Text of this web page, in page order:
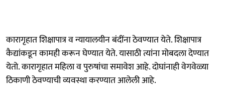
कारागृहात शिक्षापात्र व न्यायालयीन बंदींना ठेवण्यात येते. शिक्षापात्र
कैद्यांकडून कामही करून घेण्यात येते. यासाठी त्यांना मोबदला देण्यात
येतो. कारागृहात महिला व पुरुषांचा समावेश आहे. दोघांनाही वेगवेळ्या
ठिकाणी ठेवण्याची व्यवस्था करण्यात आलेली आहे.